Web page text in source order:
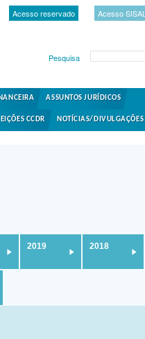
Acesso reservado Acesso SISAL
Pesquisa
ASSUNTOS JURÍDICOS
CCDR NOTÍCIAS/DIVULGAÇÕES
2019 2018